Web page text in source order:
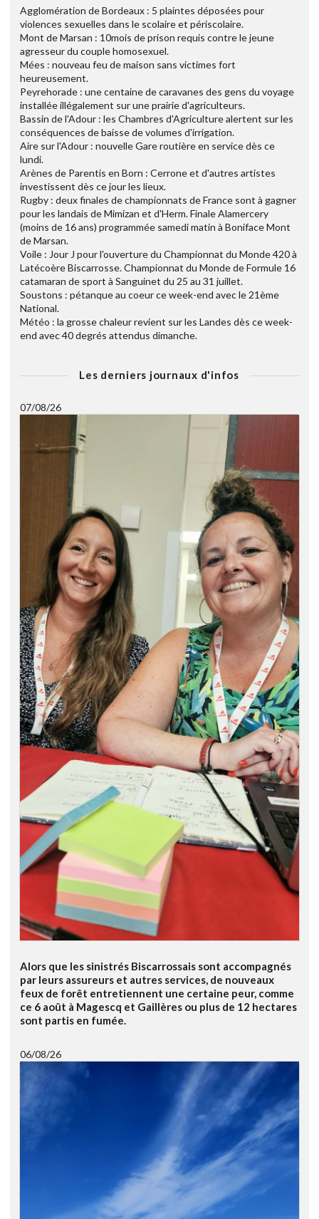
Agglomération de Bordeaux : 5 plaintes déposées pour
violences sexuelles dans le scolaire et périscolaire.
Mont de Marsan : 10mois de prison requis contre le jeune
agresseur du couple homosexuel.
Mées : nouveau feu de maison sans victimes fort
heureusement.
Peyrehorade : une centaine de caravanes des gens du voyage
installée illégalement sur une prairie d'agriculteurs.
Bassin de l'Adour : les Chambres d'Agriculture alertent sur les
conséquences de baisse de volumes d'irrigation.
Aire sur l'Adour : nouvelle Gare routière en service dès ce
lundi.
Arènes de Parentis en Born : Cerrone et d'autres artistes
investissent dès ce jour les lieux.
Rugby : deux finales de championnats de France sont à gagner
pour les landais de Mimizan et d'Herm. Finale Alamercery
(moins de 16 ans) programmée samedi matin à Boniface Mont
de Marsan.
Voile : Jour J pour l'ouverture du Championnat du Monde 420 à
Latécoère Biscarrosse. Championnat du Monde de Formule 16
catamaran de sport à Sanguinet du 25 au 31 juillet.
Soustons : pétanque au coeur ce week-end avec le 21ème
National.
Météo : la grosse chaleur revient sur les Landes dès ce week-
end avec 40 degrés attendus dimanche.
Les derniers journaux d'infos
07/08/26
Alors que les sinistrés Biscarrossais sont accompagnés
par leurs assureurs et autres services, de nouveaux
feux de forêt entretiennent une certaine peur, comme
ce 6 août à Magescq et Gaillères ou plus de 12 hectares
sont partis en fumée.
06/08/26